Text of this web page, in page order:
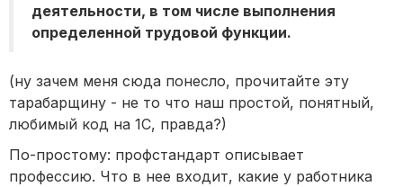
деятельности, в том числе выполнения
определенной трудовой функции.
(ну зачем меня сюда понесло, прочитайте эту
тарабарщину - не то что наш простой, понятный,
любимый код на 1С, правда?)
По-простому: профстандарт описывает
профессию. Что в нее входит, какие у работника